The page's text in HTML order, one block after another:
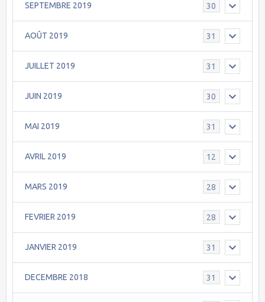
SEPTEMBRE 2019 30
AOÛT 2019 31
JUILLET 2019 31
JUIN 2019 30
MAI 2019 31
AVRIL 2019 12
MARS 2019 28
FEVRIER 2019 28
JANVIER 2019 31
DECEMBRE 2018 31